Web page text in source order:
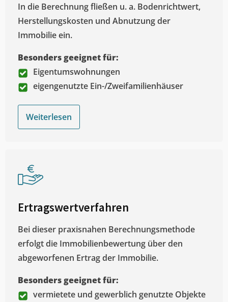
In die Berechnung fließen u. a. Bodenrichtwert,
Herstellungskosten und Abnutzung der
Immobilie ein.
Besonders geeignet für:
Eigentumswohnungen
eigengenutzte Ein-/Zweifamilienhäuser
Weiterlesen
Ertragswertverfahren
Bei dieser praxisnahen Berechnungsmethode
erfolgt die Immobilienbewertung über den
abgeworfenen Ertrag der Immobilie.
Besonders geeignet für:
vermietete und gewerblich genutzte Objekte